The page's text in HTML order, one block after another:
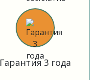
Гарантия 3 года